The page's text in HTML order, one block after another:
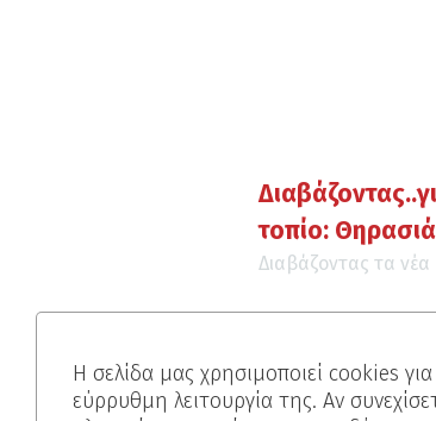
τοπίο:
Διαβάζοντας τα νέα
Η σελίδα μας χρησιμοποιεί cookies
εύρρυθμη λειτουργία της. Αν